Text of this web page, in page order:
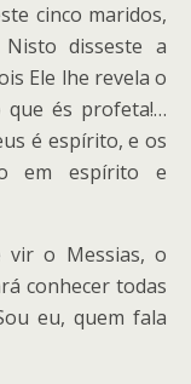
cinco maridos,
disseste a
Ele lhe revela o
que és profeta!…
é espírito, e os
em espírito e
vir o Messias, o
conhecer todas
eu, quem fala